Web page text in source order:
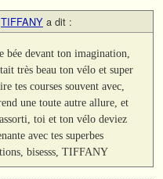
TIFFANY a dit :
bée devant ton imagination,
très beau ton vélo et super
tes courses souvent avec,
une toute autre allure, et
toi et ton vélo deviez
avec tes superbes
bisesss, TIFFANY